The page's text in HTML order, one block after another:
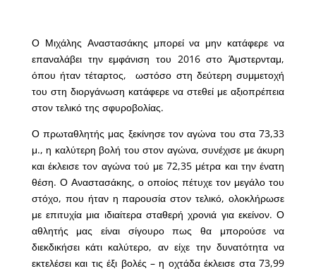
Ο Μιχάλης Αναστασάκης μπορεί να μην κατάφερε να
επαναλάβει την εμφάνιση του 2016 στο Άμστερνταμ,
όπου ήταν τέταρτος, ωστόσο στη δεύτερη συμμετοχή
του στη διοργάνωση κατάφερε να στεθεί με αξιοπρέπεια
στον τελικό της σφυροβολίας.
Ο πρωταθλητής μας ξεκίνησε τον αγώνα του στα 73,33
μ., η καλύτερη βολή του στον αγώνα, συνέχισε με άκυρη
και έκλεισε τον αγώνα τού με 72,35 μέτρα και την ένατη
θέση. Ο Αναστασάκης, ο οποίος πέτυχε τον μεγάλο του
στόχο, που ήταν η παρουσία στον τελικό, ολοκλήρωσε
με επιτυχία μια ιδιαίτερα σταθερή χρονιά για εκείνον. Ο
αθλητής μας είναι σίγουρο πως θα μπορούσε να
διεκδικήσει κάτι καλύτερο, αν είχε την δυνατότητα να
εκτελέσει και τις έξι βολές – η οχτάδα έκλεισε στα 73,99